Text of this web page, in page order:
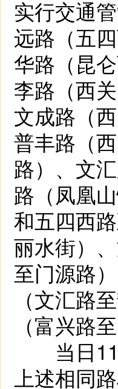
实行交通
远路（五
华路（昆
李路（西
文成路（
普丰路（
路）、文
路（凤凰
和五四西
丽水街）
至门源路
（文汇路
（富兴路
当日11
上述相同